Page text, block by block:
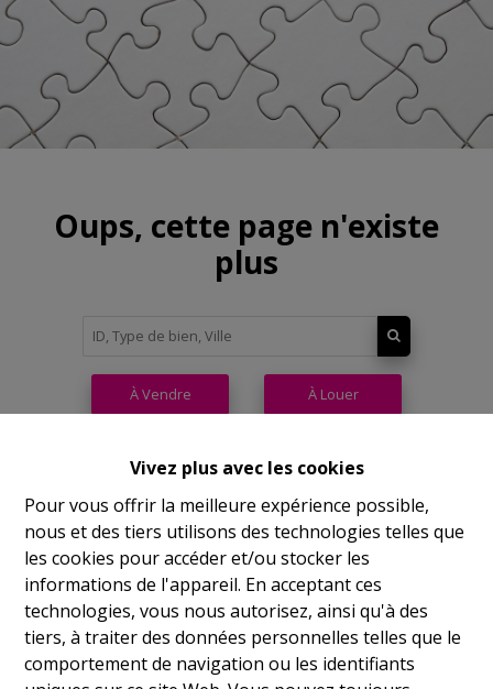
Vivez plus avec les cookies
Pour vous offrir la meilleure expérience possible,
nous et des tiers utilisons des technologies telles que
les cookies pour accéder et/ou stocker les
informations de l'appareil. En acceptant ces
technologies, vous nous autorisez, ainsi qu'à des
tiers, à traiter des données personnelles telles que le
comportement de navigation ou les identifiants
Oups, cette page n'existe
plus
À Vendre À Louer
Philippeville
Rue de France, 37
Lu
14h-17h
Ma
9h-12h 14h-17h